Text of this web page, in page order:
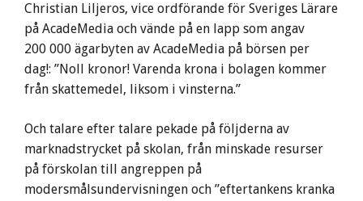
Christian Liljeros, vice ordförande för Sveriges Lärare
på AcadeMedia och vände på en lapp som angav
200 000 ägarbyten av AcadeMedia på börsen per
dag!: ”Noll kronor! Varenda krona i bolagen kommer
från skattemedel, liksom i vinsterna.”
Och talare efter talare pekade på följderna av
marknadstrycket på skolan, från minskade resurser
på förskolan till angreppen på
modersmålsundervisningen och ”eftertankens kranka